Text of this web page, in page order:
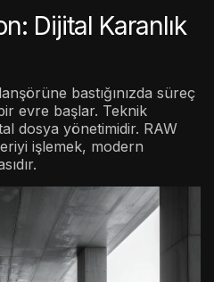
Dijital Karanlık
bastığınızda süreç
evre başlar. Teknik
dosya yönetimidir. RAW
işlemek, modern